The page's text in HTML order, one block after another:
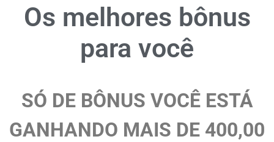
Os melhores bônus
para você
SÓ DE BÔNUS VOCÊ ESTÁ
GANHANDO MAIS DE 400,00